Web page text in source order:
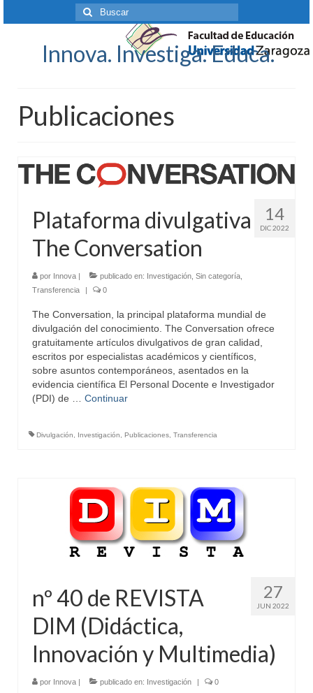
Buscar
por:
Innova. Investiga. Educa.
Publicaciones
14
DIC 2022
Plataforma divulgativa
The Conversation
por Innova publicado en: Investigación Sin categoría
Transferencia
0
The Conversation, la principal plataforma mundial de
divulgación del conocimiento. The Conversation ofrece
gratuitamente artículos divulgativos de gran calidad,
escritos por especialistas académicos y científicos,
sobre asuntos contemporáneos, asentados en la
evidencia científica El Personal Docente e Investigador
(PDI) de … Continuar
Divulgación, Investigación, Publicaciones, Transferencia
27
JUN 2022
nº 40 de REVISTA
DIM (Didáctica,
Innovación y Multimedia)
por Innova publicado en: Investigación 0